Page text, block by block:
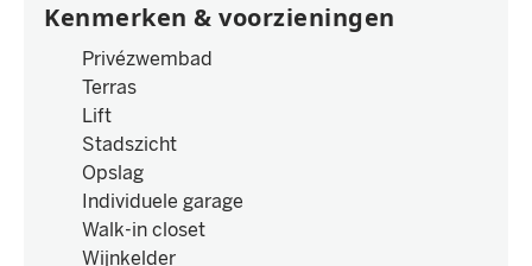
Kenmerken & voorzieningen
Privézwembad
Terras
Lift
Stadszicht
Opslag
Individuele garage
Walk-in closet
Wijnkelder